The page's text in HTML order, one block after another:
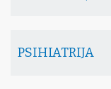
PSIHIATRIJA